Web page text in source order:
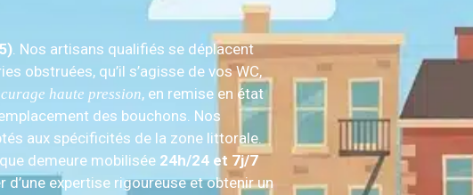
. Nos artisans qualifiés se déplacent
obstruées, qu’il s’agisse de vos WC,
curage haute pression, en remise en état
des bouchons. Nos
aux spécificités de la zone littorale.
demeure mobilisée 24h/24 et 7j/7
expertise rigoureuse et obtenir un